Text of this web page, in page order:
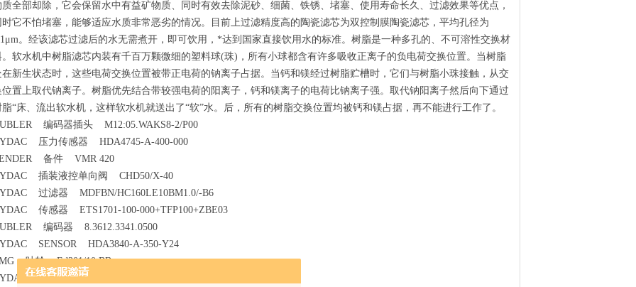
质全部却除，它会保留水中有益矿物质、同时有效去除泥砂、细菌、铁锈、堵塞、使用寿命长久、过滤效果等优点，
时它不怕堵塞，能够适应水质非常恶劣的情况。目前上过滤精度高的陶瓷滤芯为双控制膜陶瓷滤芯，平均孔径为
。经该滤芯过滤后的水无需煮开，即可饮用，*达到国家直接饮用水的标准。树脂是一种多孔的、不可溶性交换材
。软水机中树脂滤芯内装有千百万颗微细的塑料球(珠)，所有小球都含有许多吸收正离子的负电荷交换位置。当树脂
在新生状态时，这些电荷交换位置被带正电荷的钠离子占据。当钙和镁经过树脂贮槽时，它们与树脂小珠接触，从交
位置上取代钠离子。树脂优先结合带较强电荷的阳离子，钙和镁离子的电荷比钠离子强。取代钠阳离子然后向下通过
脂“床、流出软水机，这样软水机就送出了“软”水。后，所有的树脂交换位置均被钙和镁占据，再不能进行工作了。
编码器插头 M12:05.WAKS8-2/P00
压力传感器 HDA4745-A-400-000
备件 VMR 420
插装液控单向阀 CHD50/X-40
过滤器 MDFBN/HC160LE10BM1.0/-B6
传感器 ETS1701-100-000+TFP100+ZBE03
编码器 8.3612.3341.0500
SENSOR HDA3840-A-350-Y24
叶轮 Ed301/10.BB
溢流阀 DB4E-062-CE0034.ENIS04126.42.5.180